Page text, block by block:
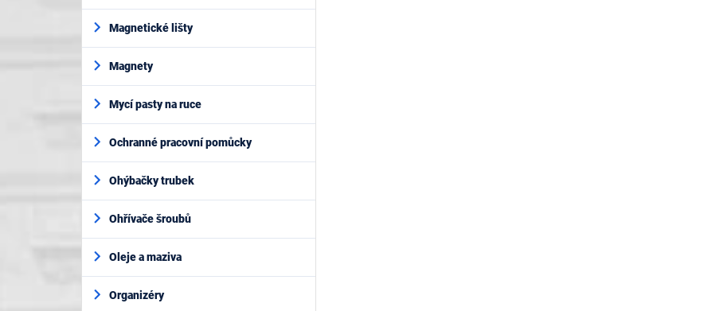
Magnetické lišty
Magnety
Mycí pasty na ruce
Ochranné pracovní pomůcky
Ohýbačky trubek
Ohřívače šroubů
Oleje a maziva
Organizéry